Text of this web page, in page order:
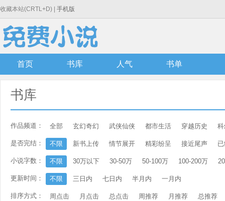
收藏本站(CRTL+D) | 手机版
首页 书库 人气 书单
书库
作品频道： 全部 玄幻奇幻 武侠仙侠 都市生活 穿越历史
是否完结： 不限 新书上传 情节展开 精彩纷呈 接近尾声
小说字数： 不限 30万以下 30-50万 50-100万 100-200万
更新时间： 不限 三日内 七日内 半月内 一月内
排序方式： 周点击 月点击 总点击 周推荐 月推荐 总推荐